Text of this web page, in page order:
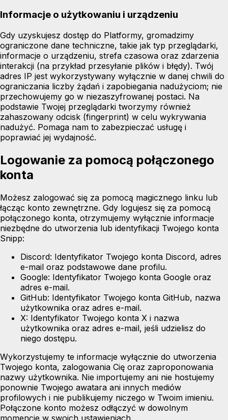
Informacje o użytkowaniu i urządzeniu
Gdy uzyskujesz dostęp do Platformy, gromadzimy
ograniczone dane techniczne, takie jak typ przeglądarki,
informacje o urządzeniu, strefa czasowa oraz zdarzenia
interakcji (na przykład przesyłanie plików i błędy). Twój
adres IP jest wykorzystywany wyłącznie w danej chwili do
ograniczania liczby żądań i zapobiegania nadużyciom; nie
przechowujemy go w niezaszyfrowanej postaci. Na
podstawie Twojej przeglądarki tworzymy również
zahaszowany odcisk (fingerprint) w celu wykrywania
nadużyć. Pomaga nam to zabezpieczać usługę i
poprawiać jej wydajność.
Logowanie za pomocą połączonego
konta
Możesz zalogować się za pomocą magicznego linku lub
łącząc konto zewnętrzne. Gdy logujesz się za pomocą
połączonego konta, otrzymujemy wyłącznie informacje
niezbędne do utworzenia lub identyfikacji Twojego konta
Snipp:
Discord: Identyfikator Twojego konta Discord, adres
e-mail oraz podstawowe dane profilu.
Google: Identyfikator Twojego konta Google oraz
adres e-mail.
GitHub: Identyfikator Twojego konta GitHub, nazwa
użytkownika oraz adres e-mail.
X: Identyfikator Twojego konta X i nazwa
użytkownika oraz adres e-mail, jeśli udzielisz do
niego dostępu.
Wykorzystujemy te informacje wyłącznie do utworzenia
Twojego konta, zalogowania Cię oraz zaproponowania
nazwy użytkownika. Nie importujemy ani nie hostujemy
ponownie Twojego awatara ani innych mediów
profilowych i nie publikujemy niczego w Twoim imieniu.
Połączone konto możesz odłączyć w dowolnym
momencie w swoich ustawieniach.